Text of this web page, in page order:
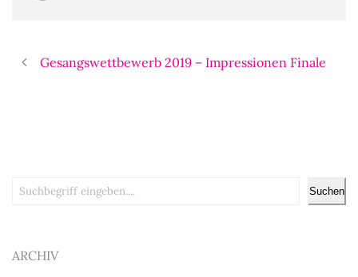
Gesangswettbewerb 2019 – Impressionen Finale
Suchen Suchen
ARCHIV